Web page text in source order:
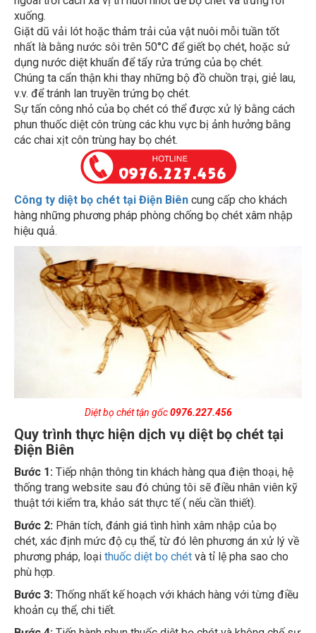
xuống.
Giặt dũ vải lót hoặc thảm trải của vật nuôi mỗi tuần tốt
nhất là bằng nước sôi trên 50°C để giết bọ chét, hoặc sử
dụng nước diệt khuẩn để tẩy rửa trứng của bọ chét.
Chúng ta cẩn thận khi thay những bộ đồ chuồn trại, giẻ lau,
v.v. để tránh lan truyền trứng bọ chét.
Sự tấn công nhỏ của bọ chét có thể được xử lý bằng cách
phun thuốc diệt côn trùng các khu vực bị ảnh hưởng bằng
các chai xịt côn trùng hay bọ chét.
Công ty diệt bọ chét tại Điện Biên
cung cấp cho khách
hàng những phương pháp phòng chống bọ chét xâm nhập
hiệu quả.
Quy trình thực hiện dịch vụ diệt bọ chét tại
Điện Biên
Bước 1: Tiếp nhận thông tin khách hàng qua điện thoại, hệ
thống trang website sau đó chúng tôi sẽ điều nhân viên kỹ
thuật tới kiểm tra, khảo sát thực tế ( nếu cần thiết).
Bước 2: Phân tích, đánh giá tình hình xâm nhập của bọ
chét, xác định mức độ cụ thể, từ đó lên phương án xử lý về
phương pháp, loạithuốc diệt bọ chétvà tỉ lệ pha sao cho
phù hợp.
Bước 3: Thống nhất kế hoạch với khách hàng với từng điều
khoản cụ thể, chi tiết.
Bước 4: Tiến hành phun thuốc diệt bọ chét và không chế sự